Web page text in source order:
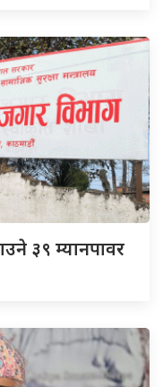
३९ म्यानपावर